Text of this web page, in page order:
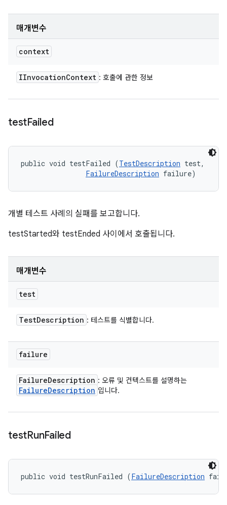
매개변수
context
IInvocationContext : 호출에 관한 정보
testFailed
public void testFailed (TestDescription test,
FailureDescription failure)
개별 테스트 사례의 실패를 보고합니다.
testStarted와 testEnded 사이에서 호출됩니다.
매개변수
test
TestDescription : 테스트를 식별합니다.
failure
FailureDescription : 오류 및 컨텍스트를 설명하는
FailureDescription 입니다.
testRunFailed
public void testRunFailed (FailureDescription